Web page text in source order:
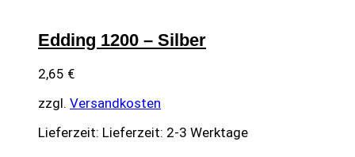
Edding 1200 – Silber
2,65 €
zzgl. Versandkosten
Lieferzeit: Lieferzeit: 2-3 Werktage